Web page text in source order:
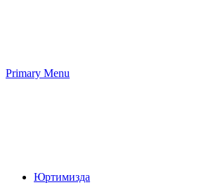
Primary Menu
Юртимизда